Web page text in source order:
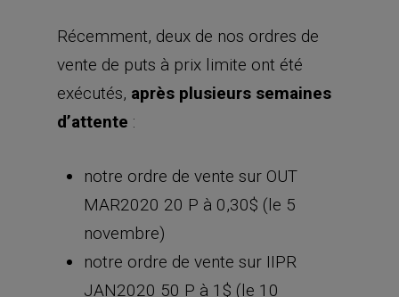
Récemment, deux de nos ordres de
vente de puts à prix limite ont été
exécutés, après plusieurs semaines
d’attente :
notre ordre de vente sur OUT
MAR2020 20 P à 0,30$ (le 5
novembre)
notre ordre de vente sur IIPR
JAN2020 50 P à 1$ (le 10